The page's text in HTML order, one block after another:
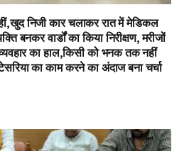
निजी कार चलाकर रात में मेडिकल
वार्डों का किया निरीक्षण, मरीजों
का हाल,किसी को भनक तक नहीं
का काम करने का अंदाज बना चर्चा